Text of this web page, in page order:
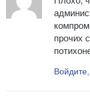
прочих